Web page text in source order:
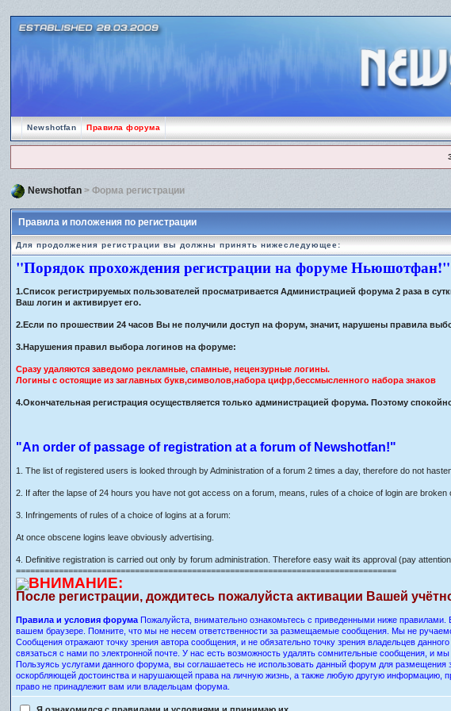
Newshotfan Правила форума
Newshotfan > Форма регистрации
Правила и положения по регистрации
Для продолжения регистрации вы должны принять нижеследующее:
"Порядок прохождения регистрации на форуме Ньюшотфан!"
1.Список регистрируемых пользователей просматривается Администрацией форума 2 раза в
Ваш логин и активирует его.
2.Если по прошествии 24 часов Вы не получили доступ на форум, значит, нарушены правила
3.Нарушения правил выбора логинов на форуме:
Сразу удаляются заведомо рекламные, спамные, нецензурные логины.
Логины с остоящие из заглавных букв,символов,набора цифр,бессмысленного набора знаков
4.Окончательная регистрация осуществляется только администрацией форума. Поэтому
"An order of passage of registration at a forum of Newshotfan!"
1. The list of registered users is looked through by Administration of a forum 2 times a day, therefore do not
2. If after the lapse of 24 hours you have not got access on a forum, means, rules of a choice of login are
3. Infringements of rules of a choice of logins at a forum:
At once obscene logins leave obviously advertising.
4. Definitive registration is carried out only by forum administration. Therefore easy wait its approval (pay
================================================================================
ВНИМАНИЕ:
После регистрации, дождитесь пожалуйста активации Вашей
Правила и условия форума Пожалуйста, внимательно ознакомьтесь с приведенными ниже
вашем браузере. Помните, что мы не несем ответственности за размещаемые сообщения. Мы не
Сообщения отражают точку зрения автора сообщения, и не обязательно точку зрения владельцев
связаться с нами по электронной почте. У нас есть возможность удалять сомнительные сообщения, и
Пользуясь услугами данного форума, вы соглашаетесь не использовать данный форум для
оскорбляющей достоинства и нарушающей права на личную жизнь, а также любую другую
право не принадлежит вам или владельцам форума.